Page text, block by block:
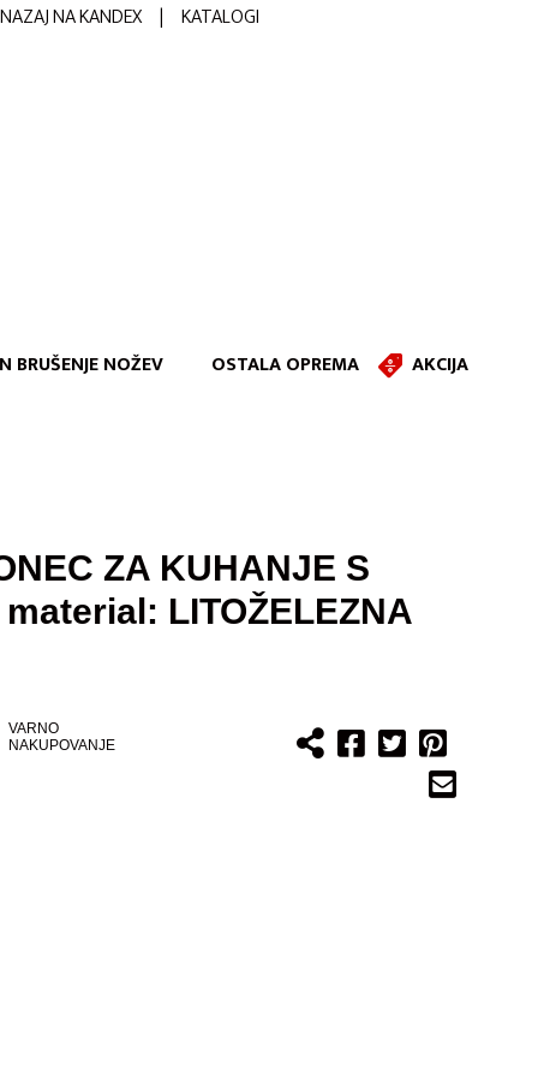
NAZAJ NA KANDEX | KATALOGI
BRUŠENJE NOŽEV OSTALA OPREMA
AKCIJA
ZA KUHANJE S
material: LITOŽELEZNA
VARNO
NAKUPOVANJE